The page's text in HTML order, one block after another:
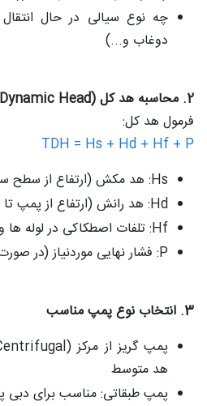
چه نوع سیالی در حال
دوغاب و...)
2. محاسبه هد کل (Total Dynamic Head)
فرمول هد کل:
TDH = Hs + Hd + Hf + P
Hs: هد مکش (ارتفاع از سطح سیال تا پمپ)
Hd: هد رانش (ارتفاع از پمپ تا نقطه تخلیه)
Hf: تلفات اصطکاکی در لوله‌ ها و اتصالات
P: فشار نهایی موردنیاز (در صورت اتصال به سیستم بسته)
3. انتخاب نوع پمپ مناسب
هد متوسط
پمپ طبقاتی: مناسب برای دبی